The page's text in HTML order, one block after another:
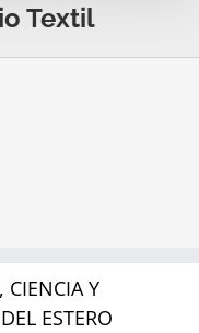
Textil
CIENCIA Y
ESTERO